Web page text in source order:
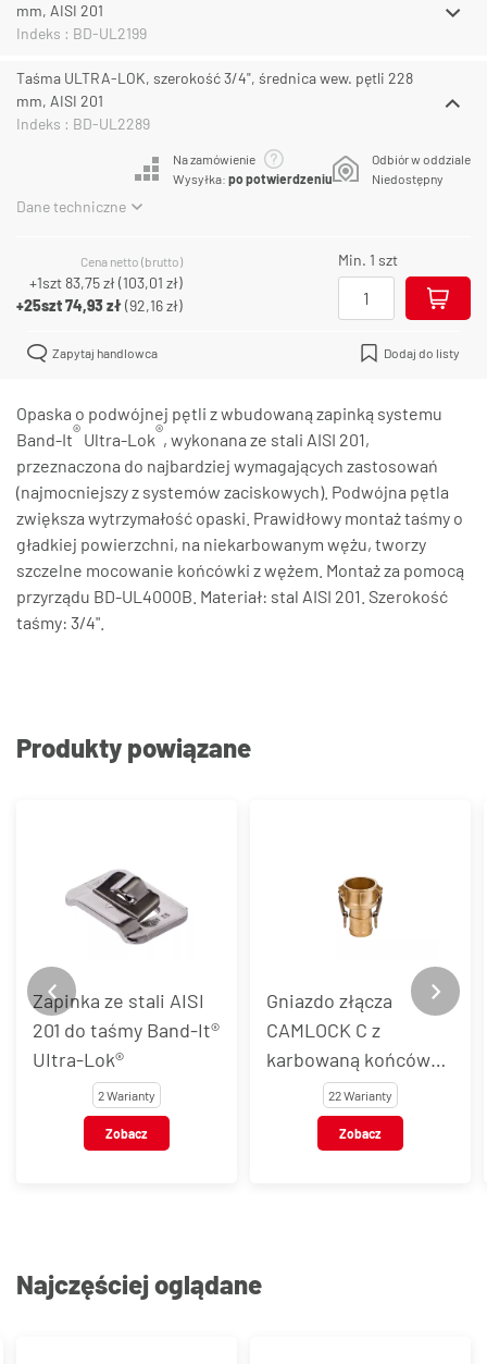
mm, AISI 201
Indeks : BD-UL2199
Taśma ULTRA-LOK, szerokość 3/4", średnica wew. pętli 228
mm, AISI 201
Indeks : BD-UL2289
Na zamówienie
Wysyłka: po potwierdzeniu
Odbiór w oddziale
Niedostępny
Dane techniczne
Cena netto (brutto)
+1szt 83,75 zł(103,01 zł)
+25szt74,93 zł(92,16 zł)
Min. 1 szt
Zapytaj handlowca Dodaj do listy
Opaska o podwójnej pętli z wbudowaną zapinką systemu
Band-It® Ultra-Lok®, wykonana ze stali AISI 201,
przeznaczona do najbardziej wymagających zastosowań
(najmocniejszy z systemów zaciskowych). Podwójna pętla
zwiększa wytrzymałość opaski. Prawidłowy montaż taśmy o
gładkiej powierzchni, na niekarbowanym wężu, tworzy
szczelne mocowanie końcówki z wężem. Montaż za pomocą
przyrządu BD-UL4000B. Materiał: stal AISI 201. Szerokość
taśmy: 3/4".
Produkty powiązane
Zapinka ze stali AISI
201 do taśmy Band-It®
UItra-Lok®
2 Warianty
Zobacz
Gniazdo złącza
CAMLOCK C z
karbowaną końcówką
do węża, mosiądz
22 Warianty
Zobacz
Najczęściej oglądane